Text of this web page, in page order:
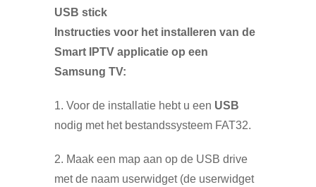
USB stick
Instructies voor het installeren van de
Smart IPTV applicatie op een
Samsung TV:
1. Voor de installatie hebt u een USB
nodig met het bestandssysteem FAT32.
2. Maak een map aan op de USB drive
met de naam userwidget (de userwidget